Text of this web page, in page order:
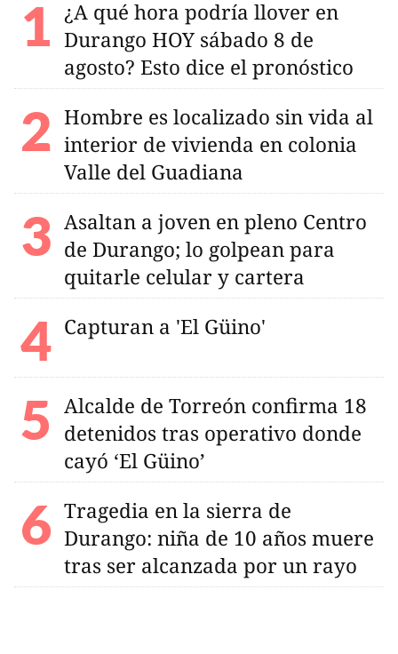
¿A qué hora podría llover en
Durango HOY sábado 8 de
agosto? Esto dice el pronóstico
Hombre es localizado sin vida al
interior de vivienda en colonia
Valle del Guadiana
Asaltan a joven en pleno Centro
de Durango; lo golpean para
quitarle celular y cartera
Capturan a 'El Güino'
Alcalde de Torreón confirma 18
detenidos tras operativo donde
cayó ‘El Güino’
Tragedia en la sierra de
Durango: niña de 10 años muere
tras ser alcanzada por un rayo